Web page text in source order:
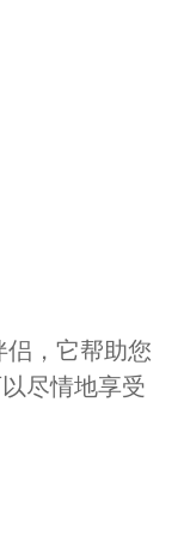
，它帮助您
尽情地享受